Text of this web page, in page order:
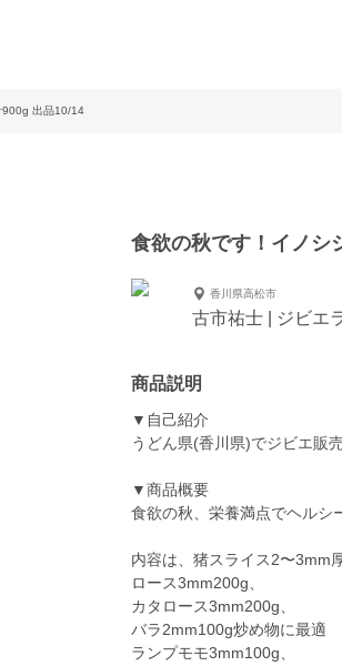
900g 出品10/14
食欲の秋です！イノシ
香川県高松市
古市祐士 | ジビエ
商品説明
▼自己紹介
うどん県(香川県)でジビエ販
▼商品概要
食欲の秋、栄養満点でヘルシ
内容は、猪スライス2〜3mm
ロース3mm200g、
カタロース3mm200g、
バラ2mm100g炒め物に最適
ランプモモ3mm100g、